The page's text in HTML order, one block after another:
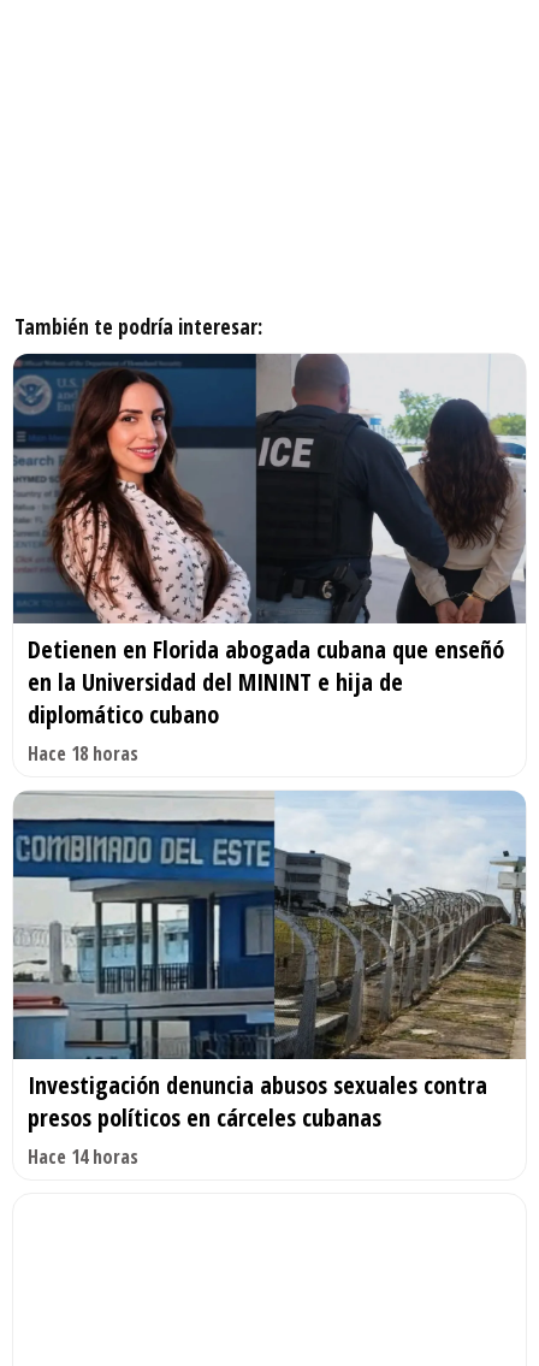
También te podría interesar:
Detienen en Florida abogada cubana que enseñó
en la Universidad del MININT e hija de
diplomático cubano
Hace 18 horas
Investigación denuncia abusos sexuales contra
presos políticos en cárceles cubanas
Hace 14 horas